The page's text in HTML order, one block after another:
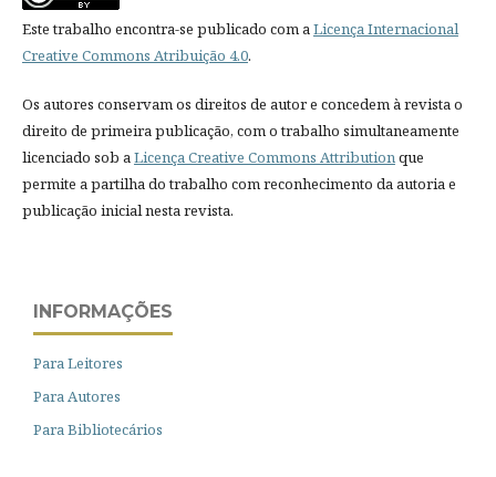
Este trabalho encontra-se publicado com aLicença Internacional
Creative Commons Atribuição 4.0.
Os autores conservam os direitos de autor e concedem à revista o
direito de primeira publicação, com o trabalho simultaneamente
licenciado sob aLicença Creative Commons Attributionque
permite a partilha do trabalho com reconhecimento da autoria e
publicação inicial nesta revista.
INFORMAÇÕES
Para Leitores
Para Autores
Para Bibliotecários